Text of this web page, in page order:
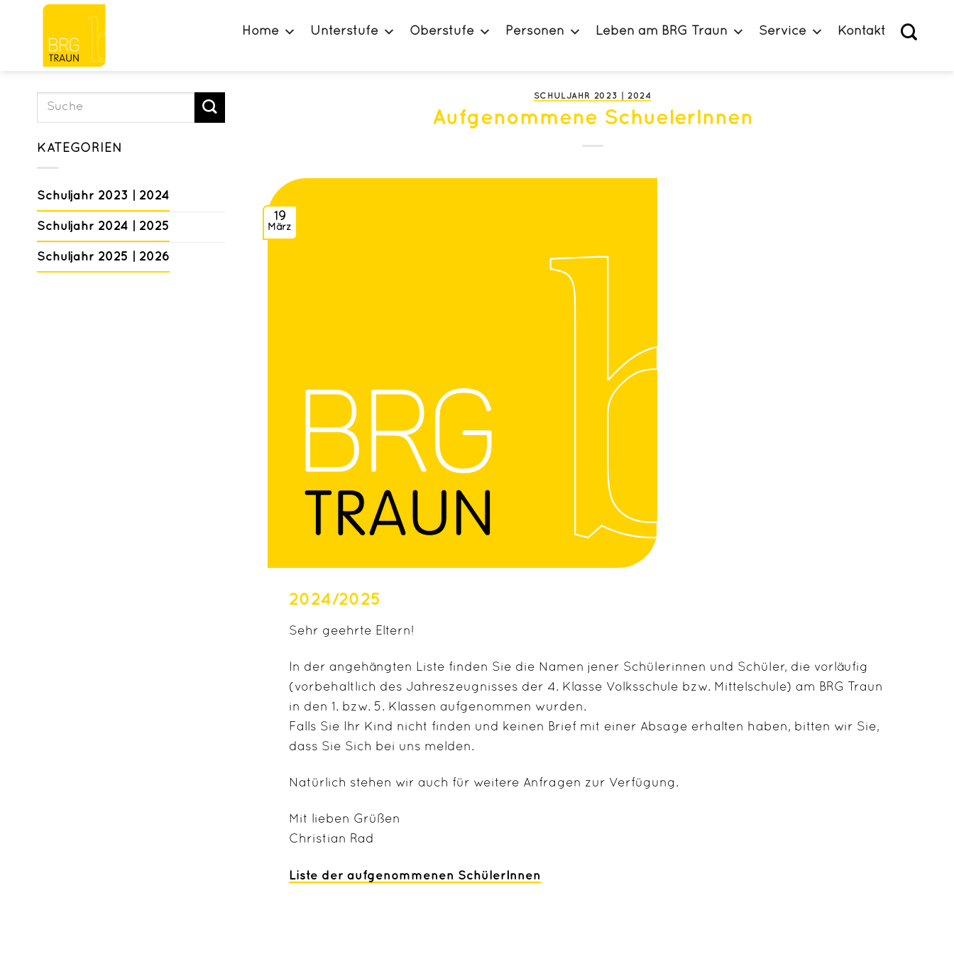
springen
Home Unterstufe Oberstufe Personen Leben am BRG Traun Service Kontakt
KATEGORIEN
Schuljahr 2023 | 2024
Schuljahr 2024 | 2025
Schuljahr 2025 | 2026
SCHULJAHR 2023 | 2024
Aufgenommene SchuelerInnen
19
März
2024/2025
Sehr geehrte Eltern!
In der angehängten Liste finden Sie die Namen jener Schülerinnen und Schüler, die vorläufig
(vorbehaltlich des Jahreszeugnisses der 4. Klasse Volksschule bzw. Mittelschule) am BRG Traun
in den 1. bzw. 5. Klassen aufgenommen wurden.
Falls Sie Ihr Kind nicht finden und keinen Brief mit einer Absage erhalten haben, bitten wir Sie,
dass Sie Sich bei uns melden.
Natürlich stehen wir auch für weitere Anfragen zur Verfügung.
Mit lieben Grüßen
Christian Rad
Liste der aufgenommenen SchülerInnen